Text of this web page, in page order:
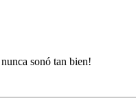
sonó tan bien!